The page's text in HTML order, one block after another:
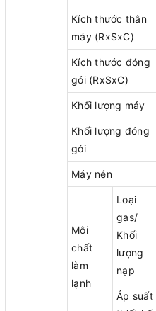
Kích thước thân
máy (RxSxC)
Kích thước đóng
gói (RxSxC)
Khối lượng máy
Khối lượng đóng
gói
Máy nén
Môi
chất
làm
lạnh
Loại
gas/
Khối
lượng
nạp
Áp suất